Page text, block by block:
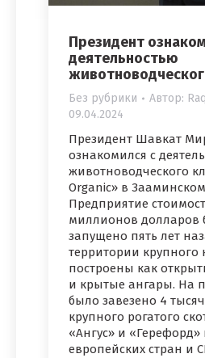
Президент
деятельностью
Без рубрики Автор:
09.04.2024
Президент Шавкат
ознакомился с
животноводческого
Organic» в
Предприятие
миллионов долларов
запущено пять лет
территории крупного
построены как
и крытые ангары. На
было завезено 4
крупного рогатого
«Ангус» и «Герефорд»
европейских стран и